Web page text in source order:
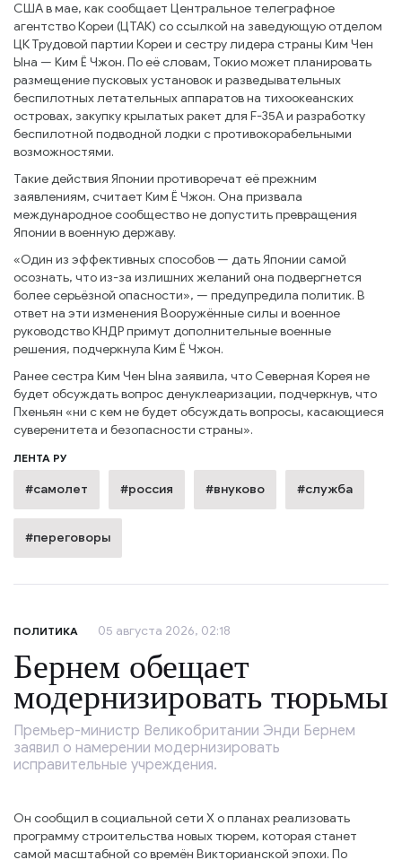
США в мае, как сообщает Центральное телеграфное
агентство Кореи (ЦТАК) со ссылкой на заведующую отделом
ЦК Трудовой партии Кореи и сестру лидера страны Ким Чен
Ына — Ким Ё Чжон. По её словам, Токио может планировать
размещение пусковых установок и разведывательных
беспилотных летательных аппаратов на тихоокеанских
островах, закупку крылатых ракет для F-35A и разработку
беспилотной подводной лодки с противокорабельными
возможностями.
Такие действия Японии противоречат её прежним
заявлениям, считает Ким Ё Чжон. Она призвала
международное сообщество не допустить превращения
Японии в военную державу.
«Один из эффективных способов — дать Японии самой
осознать, что из-за излишних желаний она подвергнется
более серьёзной опасности», — предупредила политик. В
ответ на эти изменения Вооружённые силы и военное
руководство КНДР примут дополнительные военные
решения, подчеркнула Ким Ё Чжон.
Ранее сестра Ким Чен Ына заявила, что Северная Корея не
будет обсуждать вопрос денуклеаризации, подчеркнув, что
Пхеньян «ни с кем не будет обсуждать вопросы, касающиеся
суверенитета и безопасности страны».
ЛЕНТА РУ
#самолет #россия #внуково #служба
#переговоры
ПОЛИТИКА 05 августа 2026, 02:18
Бернем обещает
модернизировать тюрьмы
Премьер-министр Великобритании Энди Бернем
заявил о намерении модернизировать
исправительные учреждения.
Он сообщил в социальной сети Х о планах реализовать
программу строительства новых тюрем, которая станет
самой масштабной со времён Викторианской эпохи. По